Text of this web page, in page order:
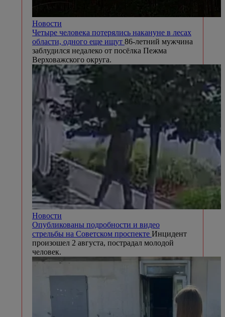
Новости
Четыре человека потерялись накануне в лесах
области, одного еще ищут 86-летний мужчина
заблудился недалеко от посёлка Пежма
Верховажского округа.
Новости
Опубликованы подробности и видео
стрельбы на Советском проспекте Инцидент
произошел 2 августа, пострадал молодой
человек.